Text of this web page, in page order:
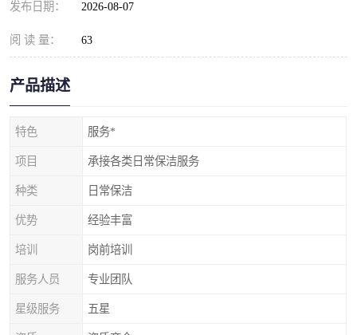
发布日期： 2026-08-07
阅 读 量： 63
产品描述
特色 服务*
项目 承接各类日常保洁服务
种类 日常保洁
优势 经验丰富
培训 岗前培训
服务人员 专业团队
星级服务 五星